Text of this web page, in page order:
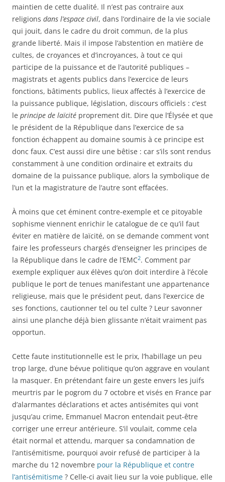
maintien de cette dualité. Il n’est pas contraire aux
religions dans l’espace civil, dans l’ordinaire de la vie sociale
qui jouit, dans le cadre du droit commun, de la plus
grande liberté. Mais il impose l’abstention en matière de
cultes, de croyances et d’incroyances, à tout ce qui
participe de la puissance et de l’autorité publiques –
magistrats et agents publics dans l’exercice de leurs
fonctions, bâtiments publics, lieux affectés à l’exercice de
la puissance publique, législation, discours officiels : c’est
le principe de laïcité proprement dit. Dire que l’Élysée et que
le président de la République dans l’exercice de sa
fonction échappent au domaine soumis à ce principe est
donc faux. C’est aussi dire une bêtise : car s’ils sont rendus
constamment à une condition ordinaire et extraits du
domaine de la puissance publique, alors la symbolique de
l’un et la magistrature de l’autre sont effacées.
À moins que cet éminent contre-exemple et ce pitoyable
sophisme viennent enrichir le catalogue de ce qu’il faut
éviter en matière de laïcité, on se demande comment vont
faire les professeurs chargés d’enseigner les principes de
la République dans le cadre de l’EMC2. Comment par
exemple expliquer aux élèves qu’on doit interdire à l’école
publique le port de tenues manifestant une appartenance
religieuse, mais que le président peut, dans l’exercice de
ses fonctions, cautionner tel ou tel culte ? Leur savonner
ainsi une planche déjà bien glissante n’était vraiment pas
opportun.
Cette faute institutionnelle est le prix, l’habillage un peu
trop large, d’une bévue politique qu’on aggrave en voulant
la masquer. En prétendant faire un geste envers les juifs
meurtris par le pogrom du 7 octobre et visés en France par
d’alarmantes déclarations et actes antisémites qui vont
jusqu’au crime, Emmanuel Macron entendait peut-être
corriger une erreur antérieure. S’il voulait, comme cela
était normal et attendu, marquer sa condamnation de
l’antisémitisme, pourquoi avoir refusé de participer à la
marche du 12 novembre pour la République et contre
l’antisémitisme ? Celle-ci avait lieu sur la voie publique, elle